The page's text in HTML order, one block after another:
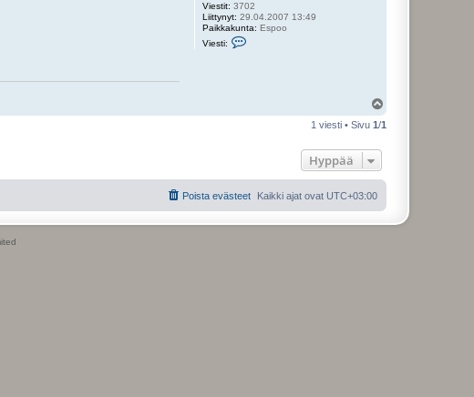
Viestit: 3702
Liittynyt: 29.04.2007 13:49
Paikkakunta: Espoo
Viesti:
o
k
e
n
p
ö
1 viesti • Sivu 1/1
Hyppää
Kaikki ajat ovat UTC+03:00
Poista evästeet